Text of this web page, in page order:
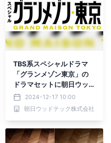
TBS系スペシャルドラマ
「グランメゾン東京」の
ドラマセットに朝日ウッド
テックの床材が採用
2024-12-17 10:00
朝日ウッドテック株式会社